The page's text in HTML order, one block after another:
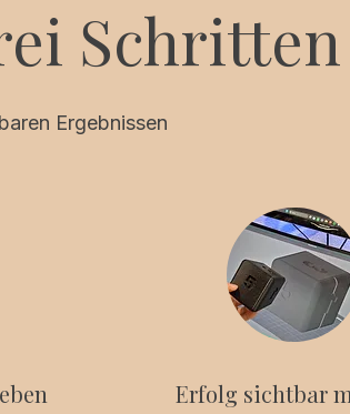
Schritten
Ergebnissen
Erfolg sichtbar